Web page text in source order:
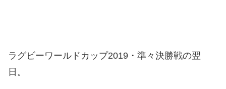
ラグビーワールドカップ2019・準々決勝戦の翌
日。